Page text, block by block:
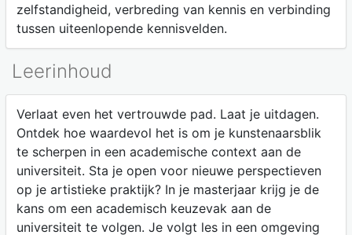
zelfstandigheid, verbreding van kennis en verbinding
tussen uiteenlopende kennisvelden.
Leerinhoud
Verlaat even het vertrouwde pad. Laat je uitdagen.
Ontdek hoe waardevol het is om je kunstenaarsblik
te scherpen in een academische context aan de
universiteit. Sta je open voor nieuwe perspectieven
op je artistieke praktijk? In je masterjaar krijg je de
kans om een academisch keuzevak aan de
universiteit te volgen. Je volgt les in een omgeving